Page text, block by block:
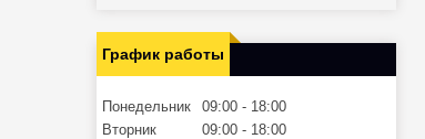
График работы
Понедельник 09:00
18:00
Вторник
09:00
18:00